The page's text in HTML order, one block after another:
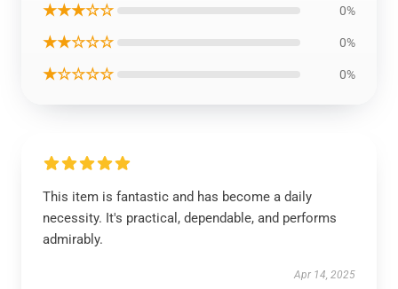
★★★☆☆ 0%
★★☆☆☆ 0%
★☆☆☆☆ 0%
This item is fantastic and has become a daily
necessity. It's practical, dependable, and performs
admirably.
Apr 14, 2025